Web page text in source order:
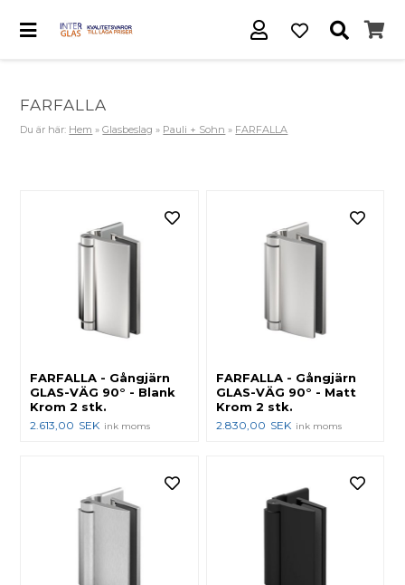
FARFALLA
Du är här: Hem »Glasbeslag » Pauli + Sohn » FARFALLA
FARFALLA - Gångjärn
GLAS-VÄG 90° - Blank
Krom 2 stk.
2.613,00 SEK ink moms
FARFALLA - Gångjärn
GLAS-VÄG 90° - Matt
Krom 2 stk.
2.830,00 SEK ink moms